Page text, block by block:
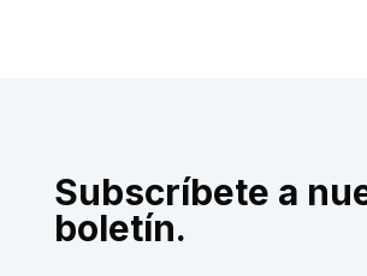
Subscríbete a
boletín.